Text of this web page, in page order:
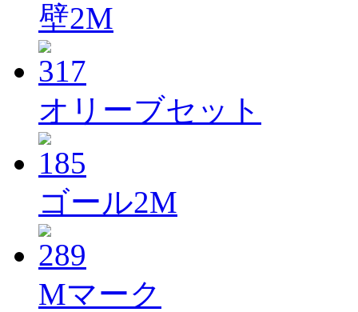
壁2M
オリーブセット
ゴール2M
Mマーク